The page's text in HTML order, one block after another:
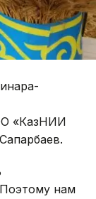
«КазНИИ
нам